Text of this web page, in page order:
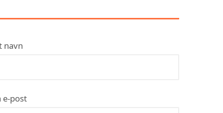
navn
e-post